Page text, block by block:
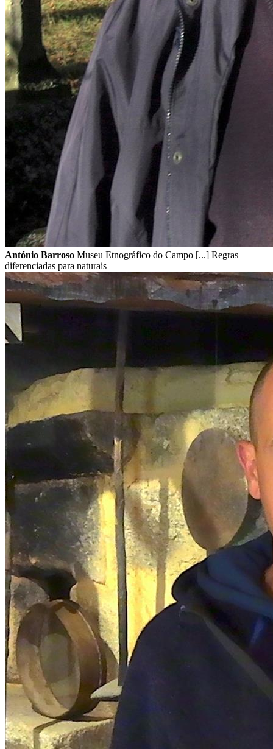
António Barroso Museu Etnográfico do Campo [...] Regras
diferenciadas para naturais